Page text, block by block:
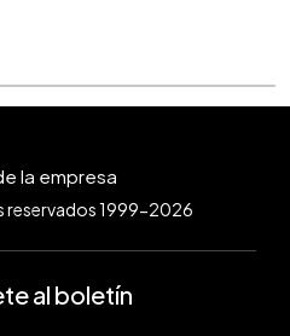
reservados 1999-2026
al boletín